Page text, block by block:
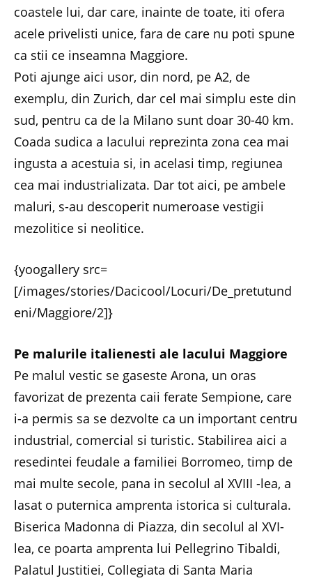
coastele lui, dar care, inainte de toate, iti ofera
acele privelisti unice, fara de care nu poti spune
ca stii ce inseamna Maggiore.
Poti ajunge aici usor, din nord, pe A2, de
exemplu, din Zurich, dar cel mai simplu este din
sud, pentru ca de la Milano sunt doar 30-40 km.
Coada sudica a lacului reprezinta zona cea mai
ingusta a acestuia si, in acelasi timp, regiunea
cea mai industrializata. Dar tot aici, pe ambele
maluri, s-au descoperit numeroase vestigii
mezolitice si neolitice.
{yoogallery src=
[/images/stories/Dacicool/Locuri/De_pretutund
eni/Maggiore/2]}
Pe malurile italienesti ale lacului Maggiore
Pe malul vestic se gaseste Arona, un oras
favorizat de prezenta caii ferate Sempione, care
i-a permis sa se dezvolte ca un important centru
industrial, comercial si turistic. Stabilirea aici a
resedintei feudale a familiei Borromeo, timp de
mai multe secole, pana in secolul al XVIII -lea, a
lasat o puternica amprenta istorica si culturala.
Biserica Madonna di Piazza, din secolul al XVI-
lea, ce poarta amprenta lui Pellegrino Tibaldi,
Palatul Justitiei, Collegiata di Santa Maria